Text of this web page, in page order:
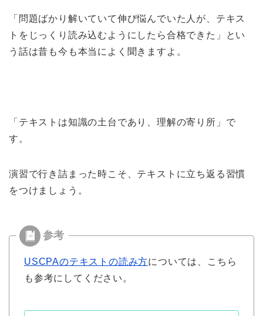
「問題ばかり解いていて伸び悩んでいた人が、テキス
トをじっくり読み込むようにしたら合格できた」とい
う話は昔も今も本当によく聞きますよ。
「テキストは知識の土台であり、理解の寄り所」で
す。
演習で行き詰まった時こそ、テキストに立ち返る習慣
をつけましょう。
USCPAのテキストの読み方については、こちら
も参考にしてください。